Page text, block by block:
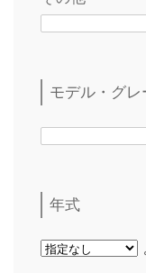
モデル・グレ
年式